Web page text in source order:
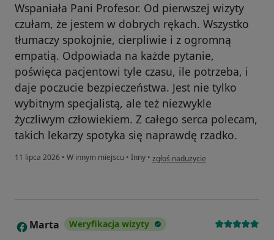
Wspaniała Pani Profesor. Od pierwszej wizyty
czułam, że jestem w dobrych rękach. Wszystko
tłumaczy spokojnie, cierpliwie i z ogromną
empatią. Odpowiada na każde pytanie,
poświęca pacjentowi tyle czasu, ile potrzeba, i
daje poczucie bezpieczeństwa. Jest nie tylko
wybitnym specjalistą, ale też niezwykle
życzliwym człowiekiem. Z całego serca polecam,
takich lekarzy spotyka się naprawdę rzadko.
11 lipca 2026 • W innym miejscu • Inny • w opinii użytkownika Justyna
zgłoś nadużycie
M Marta Weryfikacja wizyty